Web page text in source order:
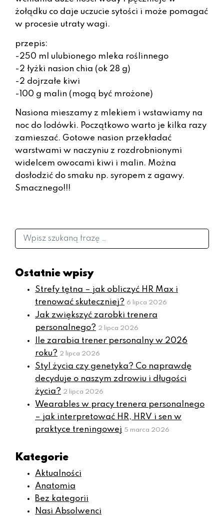
żołądku co daje uczucie sytości i może pomagać
w procesie utraty wagi.
przepis:
-250 ml ulubionego mleka roślinnego
-2 łyżki nasion chia (ok 28 g)
-2 dojrzałe kiwi
-100 g malin (mogą być mrożone)
Nasiona mieszamy z mlekiem i wstawiamy na
noc do lodówki. Początkowo warto je kilka razy
zamieszać. Gotowe nasion przekładać
warstwami w naczyniu z rozdrobnionymi
widelcem owocami kiwi i malin. Można
dosłodzić do smaku np. syropem z agawy.
Smacznego!!!
Ostatnie wpisy
Strefy tętna – jak obliczyć HR Max i
trenować skuteczniej? 6 lipca 2026
Jak zwiększyć zarobki trenera
personalnego? 2 lipca 2026
Ile zarabia trener personalny w 2026
roku? 2 lipca 2026
Styl życia czy genetyka? Co naprawdę
decyduje o naszym zdrowiu i długości
życia? 2 lipca 2026
Wearables w pracy trenera personalnego
– jak interpretować HR, HRV i sen w
praktyce treningowej 5 marca 2026
Kategorie
Aktualności
Anatomia
Bez kategorii
Nasi Absolwenci